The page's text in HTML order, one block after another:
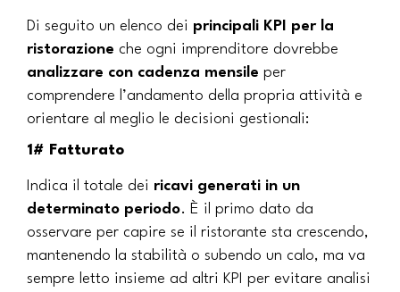
Di seguito un elenco dei principali KPI per la
ristorazione che ogni imprenditore dovrebbe
analizzare con cadenza mensile per
comprendere l’andamento della propria attività e
orientare al meglio le decisioni gestionali:
1# Fatturato
Indica il totale dei ricavi generati in un
determinato periodo. È il primo dato da
osservare per capire se il ristorante sta crescendo,
mantenendo la stabilità o subendo un calo, ma va
sempre letto insieme ad altri KPI per evitare analisi